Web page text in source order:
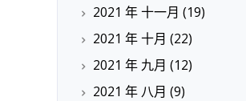
2021 年 十一月 (19)
2021 年 十月 (22)
2021 年 九月 (12)
2021 年 八月 (9)